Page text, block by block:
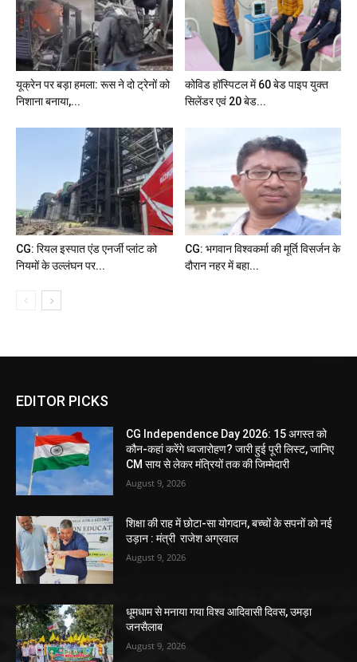
यूक्रेन पर बड़ा हमला: रूस ने दो ट्रेनों को
निशाना बनाया,...
कोविड हॉस्पिटल में 60 बेड पाइप युक्त
सिलेंडर एवं 20 बेड...
CG: रियल इस्पात एंड एनर्जी प्लांट को
नियमों के उल्लंघन पर...
CG: भगवान विश्वकर्मा की मूर्ति विसर्जन के
दौरान नहर में बहा...
EDITOR PICKS
CG Independence Day 2026: 15 अगस्त को
कौन-कहां करेंगे ध्वजारोहण? जारी हुई पूरी लिस्ट, जानिए
CM साय से लेकर मंत्रियों तक की जिम्मेदारी
August 9, 2026
शिक्षा की राह में छोटा-सा योगदान, बच्चों के सपनों को नई
उड़ान : मंत्री राजेश अग्रवाल
August 9, 2026
धूमधाम से मनाया गया विश्व आदिवासी दिवस, उमड़ा
जनसैलाब
August 9, 2026